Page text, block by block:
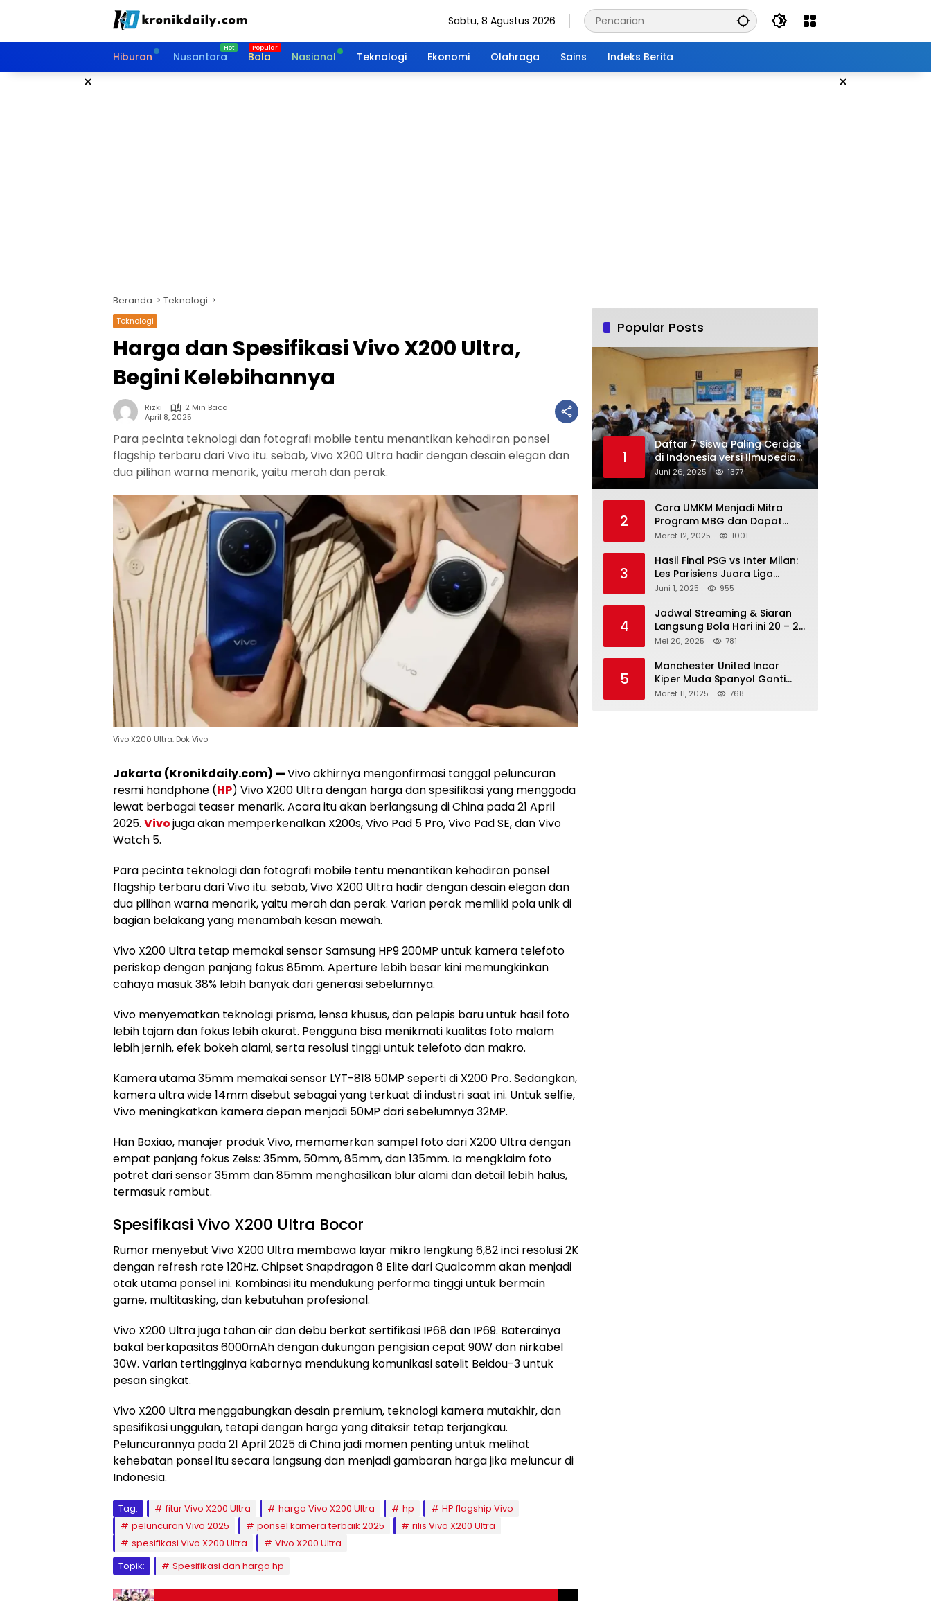
Sabtu, 8 Agustus 2026
Hiburan Nusantara Bola Nasional Teknologi Ekonomi Olahraga Sains Indeks Berita
× ×
Beranda Teknologi
Teknologi
Harga dan Spesifikasi Vivo X200 Ultra,
Begini Kelebihannya
Rizki
2 Min Baca
April 8, 2025
Para pecinta teknologi dan fotografi mobile tentu menantikan kehadiran ponsel
flagship terbaru dari Vivo itu. sebab, Vivo X200 Ultra hadir dengan desain elegan dan
dua pilihan warna menarik, yaitu merah dan perak.
Vivo X200 Ultra. Dok Vivo
Jakarta (Kronikdaily.com) —Vivo akhirnya mengonfirmasi tanggal peluncuran
resmi handphone (HP) Vivo X200 Ultra dengan harga dan spesifikasi yang menggoda
lewat berbagai teaser menarik. Acara itu akan berlangsung di China pada 21 April
2025. Vivojuga akan memperkenalkan X200s, Vivo Pad 5 Pro, Vivo Pad SE, dan Vivo
Watch 5.
Para pecinta teknologi dan fotografi mobile tentu menantikan kehadiran ponsel
flagship terbaru dari Vivo itu. sebab, Vivo X200 Ultra hadir dengan desain elegan dan
dua pilihan warna menarik, yaitu merah dan perak. Varian perak memiliki pola unik di
bagian belakang yang menambah kesan mewah.
Vivo X200 Ultra tetap memakai sensor Samsung HP9 200MP untuk kamera telefoto
periskop dengan panjang fokus 85mm. Aperture lebih besar kini memungkinkan
cahaya masuk 38% lebih banyak dari generasi sebelumnya.
Vivo menyematkan teknologi prisma, lensa khusus, dan pelapis baru untuk hasil foto
lebih tajam dan fokus lebih akurat. Pengguna bisa menikmati kualitas foto malam
lebih jernih, efek bokeh alami, serta resolusi tinggi untuk telefoto dan makro.
Kamera utama 35mm memakai sensor LYT-818 50MP seperti di X200 Pro. Sedangkan,
kamera ultra wide 14mm disebut sebagai yang terkuat di industri saat ini. Untuk selfie,
Vivo meningkatkan kamera depan menjadi 50MP dari sebelumnya 32MP.
Han Boxiao, manajer produk Vivo, memamerkan sampel foto dari X200 Ultra dengan
empat panjang fokus Zeiss: 35mm, 50mm, 85mm, dan 135mm. Ia mengklaim foto
potret dari sensor 35mm dan 85mm menghasilkan blur alami dan detail lebih halus,
termasuk rambut.
Spesifikasi Vivo X200 Ultra Bocor
Rumor menyebut Vivo X200 Ultra membawa layar mikro lengkung 6,82 inci resolusi 2K
dengan refresh rate 120Hz. Chipset Snapdragon 8 Elite dari Qualcomm akan menjadi
otak utama ponsel ini. Kombinasi itu mendukung performa tinggi untuk bermain
game, multitasking, dan kebutuhan profesional.
Vivo X200 Ultra juga tahan air dan debu berkat sertifikasi IP68 dan IP69. Baterainya
bakal berkapasitas 6000mAh dengan dukungan pengisian cepat 90W dan nirkabel
30W. Varian tertingginya kabarnya mendukung komunikasi satelit Beidou-3 untuk
pesan singkat.
Vivo X200 Ultra menggabungkan desain premium, teknologi kamera mutakhir, dan
spesifikasi unggulan, tetapi dengan harga yang ditaksir tetap terjangkau.
Peluncurannya pada 21 April 2025 di China jadi momen penting untuk melihat
kehebatan ponsel itu secara langsung dan menjadi gambaran harga jika meluncur di
Indonesia.
Tag: fitur Vivo X200 Ultra harga Vivo X200 Ultra hp
HP flagship Vivo
peluncuran Vivo 2025
ponsel kamera terbaik 2025
rilis Vivo X200 Ultra
spesifikasi Vivo X200 Ultra
Vivo X200 Ultra
Topik:
Spesifikasi dan harga hp
Popular Posts
1
Daftar 7 Siswa Paling Cerdas
di Indonesia versi Ilmupedia
Tryout UTBK 2025
Juni 26, 2025 1377
2
Cara UMKM Menjadi Mitra
Program MBG dan Dapat
Modal Hingga Rp500 Juta
Maret 12, 2025 1001
3
Hasil Final PSG vs Inter Milan:
Les Parisiens Juara Liga
Champions 2025 usai Bantai il
Juni 1, 2025 955
4
Jadwal Streaming & Siaran
Langsung Bola Hari ini 20 – 21
Mei 2025: Manchester City vs
Mei 20, 2025 781
5
Manchester United Incar
Kiper Muda Spanyol Ganti
Andre Onana
Maret 11, 2025 768